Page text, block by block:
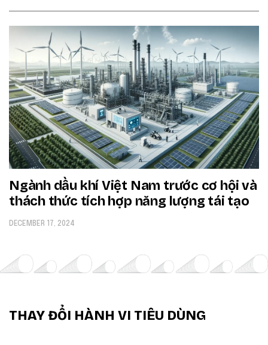
Ngành dầu khí Việt Nam trước cơ hội và
thách thức tích hợp năng lượng tái tạo
DECEMBER 17, 2024
THAY ĐỔI HÀNH VI TIÊU DÙNG